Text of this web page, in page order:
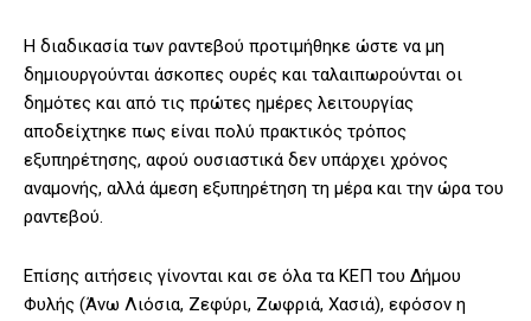
Η διαδικασία των ραντεβού προτιμήθηκε ώστε να μη
δημιουργούνται άσκοπες ουρές και ταλαιπωρούνται οι
δημότες και από τις πρώτες ημέρες λειτουργίας
αποδείχτηκε πως είναι πολύ πρακτικός τρόπος
εξυπηρέτησης, αφού ουσιαστικά δεν υπάρχει χρόνος
αναμονής, αλλά άμεση εξυπηρέτηση τη μέρα και την ώρα του
ραντεβού.
Επίσης αιτήσεις γίνονται και σε όλα τα ΚΕΠ του Δήμου
Φυλής (Άνω Λιόσια, Ζεφύρι, Ζωφριά, Χασιά), εφόσον η